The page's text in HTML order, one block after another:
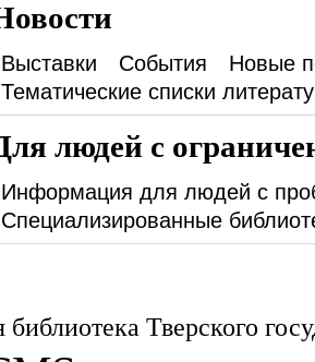
Выставки События
Новые
Тематические списки
людей с
Информация для людей с
Специализированные
Тверского